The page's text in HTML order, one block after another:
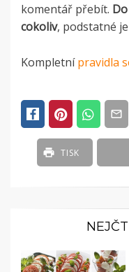
komentář přebít.
cokoliv, podstatné je
Kompletnípravidla
TISK